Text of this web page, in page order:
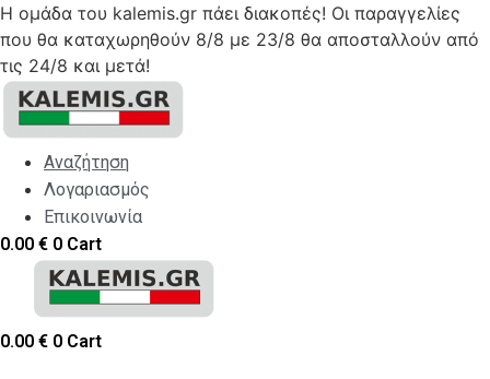
Η ομάδα του kalemis.gr πάει διακοπές! Οι παραγγελίες
που θα καταχωρηθούν 8/8 με 23/8 θα αποσταλλούν από
τις 24/8 και μετά!
Skip
content
Αναζήτηση
Λογαριασμός
Επικοινωνία
0.00 € 0 Cart
0.00 € 0 Cart